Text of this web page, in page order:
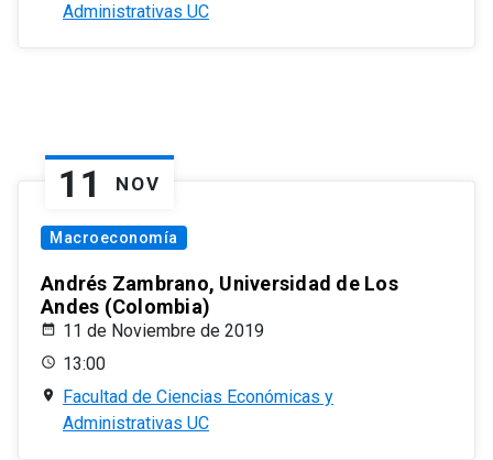
Administrativas UC
11 NOV
Macroeconomía
Andrés Zambrano, Universidad de Los
Andes (Colombia)
11 de Noviembre de 2019
13:00
Facultad de Ciencias Económicas y
Administrativas UC